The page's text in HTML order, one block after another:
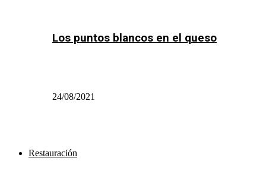
Los puntos blancos en el queso
24/08/2021
Restauración